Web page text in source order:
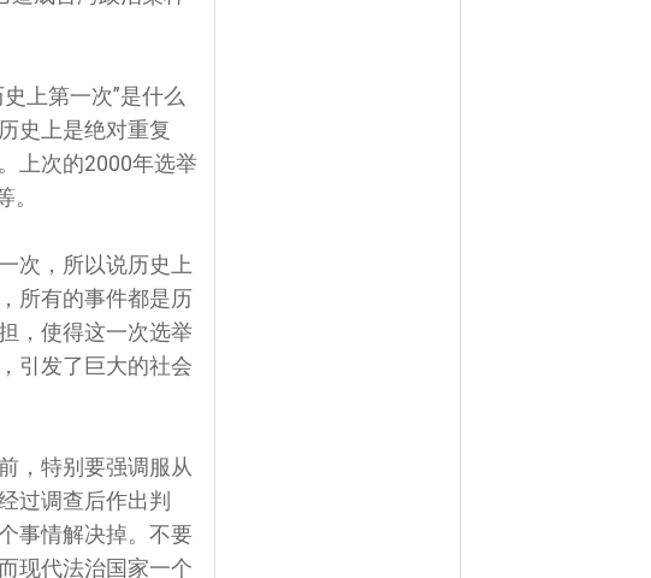
上第一次”是什么
史上是绝对重复
上次的2000年选举
次，所以说历史上
所有的事件都是历
，使得这一次选举
引发了巨大的社会
，特别要强调服从
过调查后作出判
事情解决掉。不要
现代法治国家一个